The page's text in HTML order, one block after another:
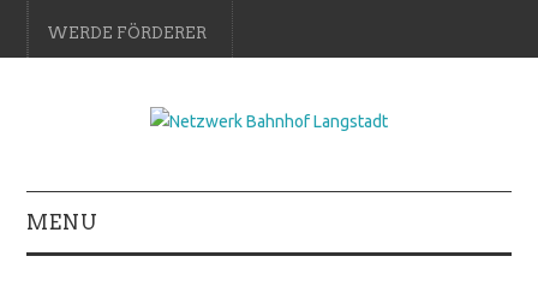
WERDE FÖRDERER
MENU